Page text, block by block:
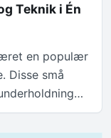
Teknik i Én
en populær
Disse små